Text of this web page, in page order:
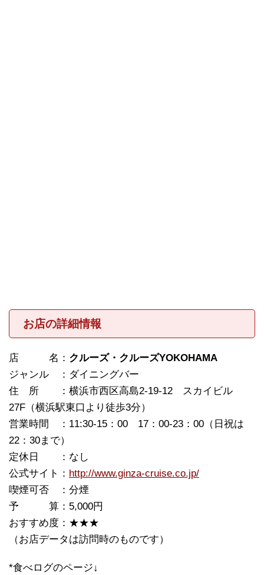
お店の詳細情報
店 名： クルーズ・クルーズYOKOHAMA
ジャンル ：ダイニングバー
住 所 ：横浜市西区高島2-19-12 スカイビル
27F（横浜駅東口より徒歩3分）
営業時間 ：11:30-15：00 17：00-23：00（日祝は
22：30まで）
定休日 ：なし
公式サイト： http://www.ginza-cruise.co.jp/
喫煙可否 ：分煙
予 算：5,000円
おすすめ度：★★★
（お店データは訪問時のものです）
*食べログのページ↓